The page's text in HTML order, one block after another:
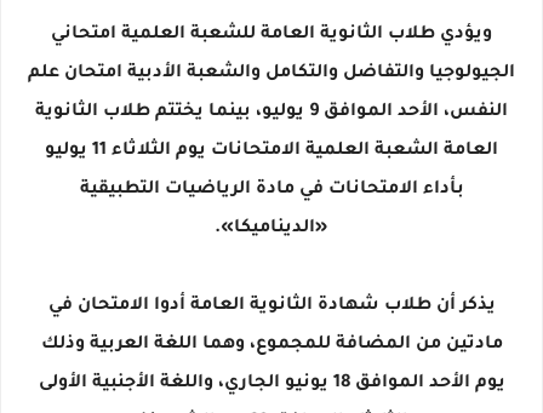
ويؤدي طلاب الثانوية العامة للشعبة العلمية امتحاني
الجيولوجيا والتفاضل والتكامل والشعبة الأدبية امتحان علم
النفس، الأحد الموافق 9 يوليو، بينما يختتم طلاب الثانوية
العامة الشعبة العلمية الامتحانات يوم الثلاثاء 11 يوليو
بأداء الامتحانات في مادة الرياضيات التطبيقية
«الديناميكا».
يذكر أن طلاب شهادة الثانوية العامة أدوا الامتحان في
مادتين من المضافة للمجموع، وهما اللغة العربية وذلك
يوم الأحد الموافق 18 يونيو الجاري، واللغة الأجنبية الأولى